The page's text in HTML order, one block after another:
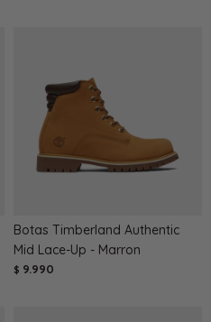
Botas Timberland Authentic
Mid Lace-Up - Marron
$ 9.990